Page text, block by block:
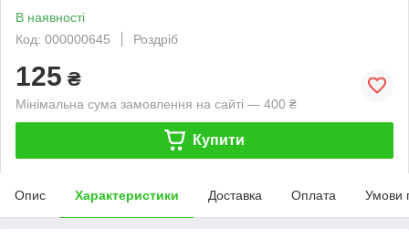
В наявності
Код: 000000645
Роздріб
125 ₴
Мінімальна сума замовлення на сайті — 400 ₴
Купити
Опис Характеристики Доставка Оплата Умови